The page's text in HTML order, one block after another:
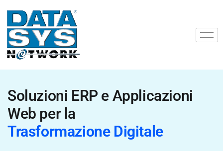
Soluzioni ERP e Applicazioni
Web per la
Trasformazione Digitale